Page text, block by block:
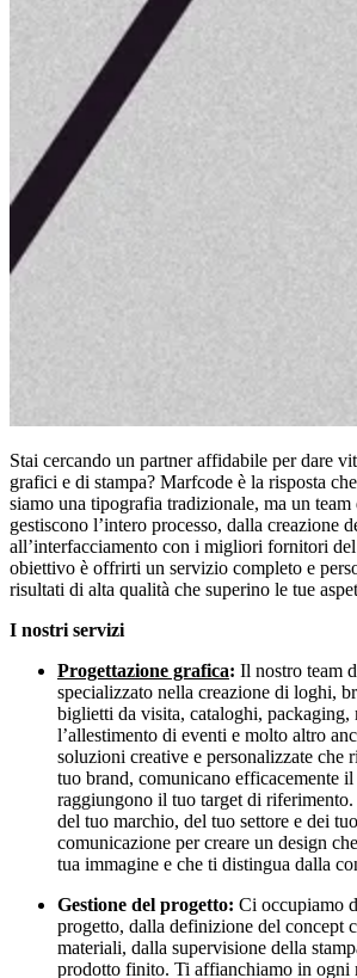
Stai cercando un partner affidabile per dare
grafici e di stampa? Marfcode è la risposta
siamo una tipografia tradizionale, ma un
gestiscono l’intero processo, dalla creazione
all’interfacciamento con i migliori fornitori
obiettivo è offrirti un servizio completo e
risultati di alta qualità che superino le tue
I nostri servizi
Progettazione grafica: Il nostro team
specializzato nella creazione di loghi,
biglietti da visita, cataloghi, packaging,
l’allestimento di eventi e molto altro
soluzioni creative e personalizzate che
tuo brand, comunicano efficacemente il
raggiungono il tuo target di riferimento.
del tuo marchio, del tuo settore e dei
comunicazione per creare un design
tua immagine e che ti distingua dalla
Gestione del progetto: Ci occupiamo
progetto, dalla definizione del concept
materiali, dalla supervisione della
prodotto finito. Ti affianchiamo in ogni